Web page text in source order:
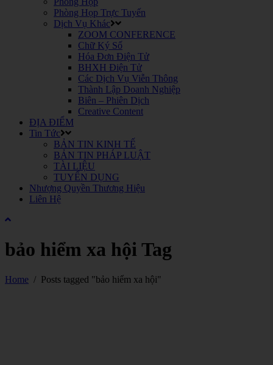
Phòng Họp Trực Tuyến
Dịch Vụ Khác
ZOOM CONFERENCE
Chữ Ký Số
Hóa Đơn Điện Tử
BHXH Điện Tử
Các Dịch Vụ Viễn Thông
Thành Lập Doanh Nghiệp
Biên – Phiên Dịch
Creative Content
ĐỊA ĐIỂM
Tin Tức
BẢN TIN KINH TẾ
BẢN TIN PHÁP LUẬT
TÀI LIỆU
TUYỂN DỤNG
Nhượng Quyền Thương Hiệu
Liên Hệ
bảo hiểm xa hội Tag
Home / Posts tagged "bảo hiểm xa hội"